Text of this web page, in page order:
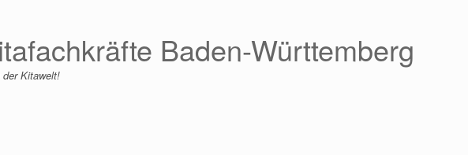
Baden-Württemberg
der Kitawelt!